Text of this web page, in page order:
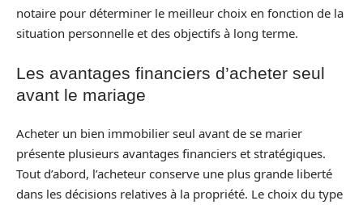
notaire pour déterminer le meilleur choix en fonction de la
situation personnelle et des objectifs à long terme.
Les avantages financiers d’acheter seul
avant le mariage
Acheter un bien immobilier seul avant de se marier
présente plusieurs avantages financiers et stratégiques.
Tout d’abord, l’acheteur conserve une plus grande liberté
dans les décisions relatives à la propriété. Le choix du type